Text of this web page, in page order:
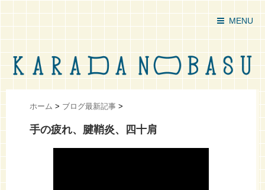
MENU
ホーム > ブログ最新記事 >
手の疲れ、腱鞘炎、四十肩